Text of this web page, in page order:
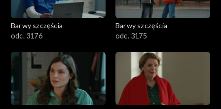
Barwy szczęścia
odc. 3176
Barwy szczęścia
odc. 3175